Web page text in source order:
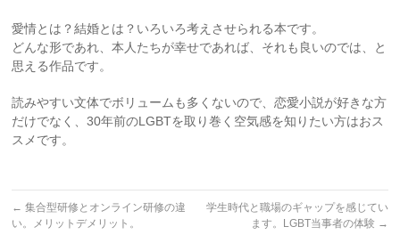
愛情とは？結婚とは？いろいろ考えさせられる本です。
どんな形であれ、本人たちが幸せであれば、それも良いのでは、と
思える作品です。
読みやすい文体でボリュームも多くないので、恋愛小説が好きな方
だけでなく、30年前のLGBTを取り巻く空気感を知りたい方はおス
スメです。
← 集合型研修とオンライン研修の違
い。メリットデメリット。
学生時代と職場のギャップを感じてい
ます。LGBT当事者の体験 →